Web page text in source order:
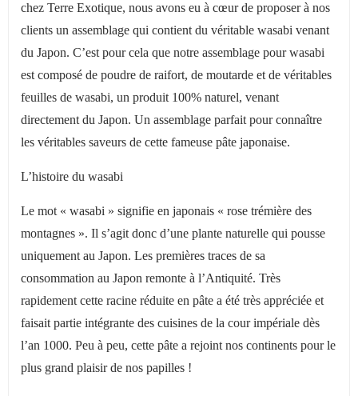
chez Terre Exotique, nous avons eu à cœur de proposerà nos
clients un assemblage qui contient du véritable wasabi venant
du Japon. C’est pour cela que notre assemblage pour wasabi
est composé de poudre de raifort, de moutarde et de véritables
feuilles de wasabi, un produit 100% naturel, venant
directement du Japon. Un assemblage parfait pour connaître
les véritables saveurs de cette fameuse pâte japonaise.
L’histoire du wasabi
Le mot « wasabi » signifie en japonais « rose trémière des
montagnes ». Il s’agit donc d’une plante naturelle qui pousse
uniquement au Japon. Les premières traces de sa
consommation au Japon remonte à l’Antiquité. Très
rapidement cette racine réduite en pâte a été très appréciée et
faisait partie intégrante des cuisines de la cour impériale dès
l’an 1000. Peu à peu, cette pâte a rejoint nos continents pour le
plus grand plaisir de nos papilles !